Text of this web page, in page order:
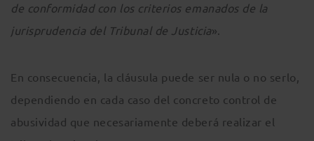
de conformidad con los criterios emanados de la
jurisprudencia del Tribunal de Justicia».
En consecuencia, la cláusula puede ser nula o no serlo,
dependiendo en cada caso del concreto control de
abusividad que necesariamente deberá realizar el